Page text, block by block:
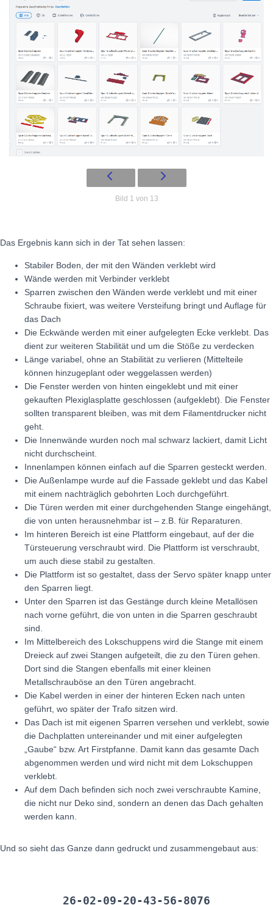
Bild 1 von 13
Das Ergebnis kann sich in der Tat sehen lassen:
Stabiler Boden, der mit den Wänden verklebt wird
Wände werden mit Verbinder verklebt
Sparren zwischen den Wänden werde verklebt und mit einer
Schraube fixiert, was weitere Versteifung bringt und Auflage für
das Dach
Die Eckwände werden mit einer aufgelegten Ecke verklebt. Das
dient zur weiteren Stabilität und um die Stöße zu verdecken
Länge variabel, ohne an Stabilität zu verlieren (Mittelteile
können hinzugeplant oder weggelassen werden)
Die Fenster werden von hinten eingeklebt und mit einer
gekauften Plexiglasplatte geschlossen (aufgeklebt). Die Fenster
sollten transparent bleiben, was mit dem Filamentdrucker nicht
geht.
Die Innenwände wurden noch mal schwarz lackiert, damit Licht
nicht durchscheint.
Innenlampen können einfach auf die Sparren gesteckt werden.
Die Außenlampe wurde auf die Fassade geklebt und das Kabel
mit einem nachträglich gebohrten Loch durchgeführt.
Die Türen werden mit einer durchgehenden Stange eingehängt,
die von unten herausnehmbar ist – z.B. für Reparaturen.
Im hinteren Bereich ist eine Plattform eingebaut, auf der die
Türsteuerung verschraubt wird. Die Plattform ist verschraubt,
um auch diese stabil zu gestalten.
Die Plattform ist so gestaltet, dass der Servo später knapp unter
den Sparren liegt.
Unter den Sparren ist das Gestänge durch kleine Metallösen
nach vorne geführt, die von unten in die Sparren geschraubt
sind.
Im Mittelbereich des Lokschuppens wird die Stange mit einem
Dreieck auf zwei Stangen aufgeteilt, die zu den Türen gehen.
Dort sind die Stangen ebenfalls mit einer kleinen
Metallschrauböse an den Türen angebracht.
Die Kabel werden in einer der hinteren Ecken nach unten
geführt, wo später der Trafo sitzen wird.
Das Dach ist mit eigenen Sparren versehen und verklebt, sowie
die Dachplatten untereinander und mit einer aufgelegten
„Gaube“ bzw. Art Firstpfanne. Damit kann das gesamte Dach
abgenommen werden und wird nicht mit dem Lokschuppen
verklebt.
Auf dem Dach befinden sich noch zwei verschraubte Kamine,
die nicht nur Deko sind, sondern an denen das Dach gehalten
werden kann.
Und so sieht das Ganze dann gedruckt und zusammengebaut aus:
26-02-09-20-43-56-8076